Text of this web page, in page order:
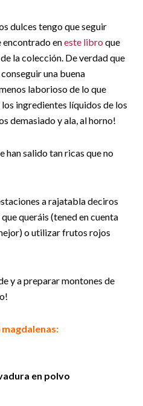
dulces tengo que seguir
encontrado eneste libro que
la colección. De verdad que
una buena
laborioso de lo que
los ingredientes líquidos de los
demasiado y ala, al horno!
han salido tan ricas que no
a rajatabla deciros
queráis (tened en cuenta
o utilizar frutos rojos
y a preparar montones de
en polvo